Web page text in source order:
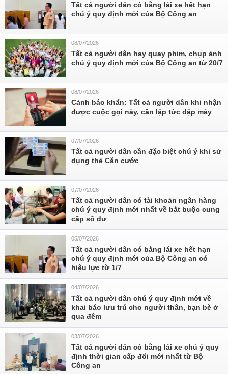
Tất cả người dân có bằng lái xe hết hạn
chú ý quy định mới của Bộ Công an
08/07/2026
Tất cả người dân hay quay phim, chụp ảnh
chú ý quy định mới của Bộ Công an từ 20/7
08/07/2026
Cảnh báo khẩn: Tất cả người dân khi nhận
được cuộc gọi này, cần lập tức dập máy
07/07/2026
Tất cả người dân cần đặc biệt chú ý khi sử
dụng thẻ Căn cước
07/07/2026
Tất cả người dân có tài khoản ngân hàng
chú ý quy định mới nhất về bắt buộc cung
cấp số dư
05/07/2026
Tất cả người dân có bằng lái xe hết hạn
chú ý quy định mới của Bộ Công an có
hiệu lực từ 1/7
04/07/2026
Tất cả người dân chú ý quy định mới về
khai báo lưu trú cho người thân, bạn bè ở
qua đêm
03/07/2026
Tất cả người dân có bằng lái xe chú ý quy
định thời gian cấp đổi mới nhất từ Bộ
Công an